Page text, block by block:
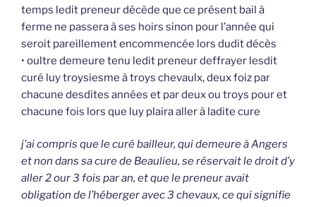
temps ledit preneur décède que ce présent bail à
ferme ne passera à ses hoirs sinon pour l’année qui
seroit pareillement encommencée lors dudit décès
• oultre demeure tenu ledit preneur deffrayer lesdit
curé luy troysiesme à troys chevaulx, deux foiz par
chacune desdites années et par deux ou troys pour et
chacune fois lors que luy plaira aller à ladite cure
j’ai compris que le curé bailleur, qui demeure à Angers
et non dans sa cure de Beaulieu, se réservait le droit d’y
aller 2 our 3 fois par an, et que le preneur avait
obligation de l’héberger avec 3 chevaux, ce qui signifie